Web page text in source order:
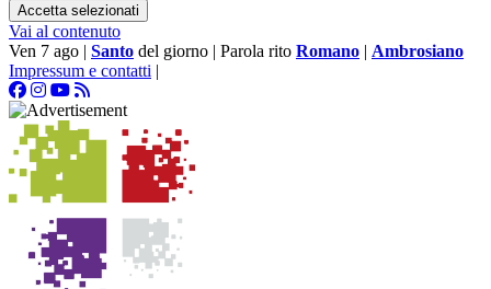
Accetta selezionati
Vai al contenuto
Ven 7 ago | Santo del giorno | Parola rito Romano | Ambrosiano
Impressum e contatti |